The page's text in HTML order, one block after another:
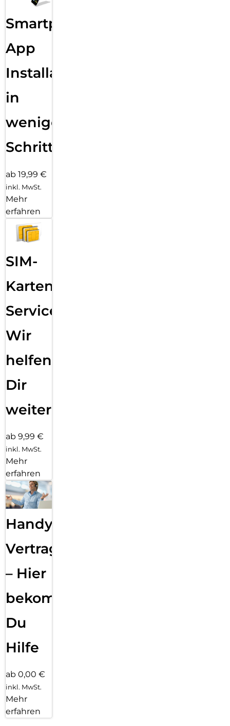
Smartphone
App
Installation
in
wenigen
Schritten
ab 19,99 €
inkl. MwSt.
Mehr
erfahren
SIM-
Karten
Service:
Wir
helfen
Dir
weiter
ab 9,99 €
inkl. MwSt.
Mehr
erfahren
Handy
Vertragsabwicklung
– Hier
bekommst
Du
Hilfe
ab 0,00 €
inkl. MwSt.
Mehr
erfahren